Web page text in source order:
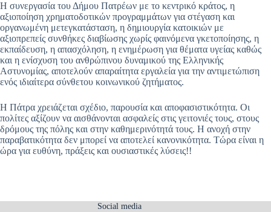
Η συνεργασία του Δήμου Πατρέων με το κεντρικό κράτος, η
αξιοποίηση χρηματοδοτικών προγραμμάτων για στέγαση και
οργανωμένη μετεγκατάσταση, η δημιουργία κατοικιών με
αξιοπρεπείς συνθήκες διαβίωσης χωρίς φαινόμενα γκετοποίησης, η
εκπαίδευση, η απασχόληση, η ενημέρωση για θέματα υγείας καθώς
και η ενίσχυση του ανθρώπινου δυναμικού της Ελληνικής
Αστυνομίας, αποτελούν απαραίτητα εργαλεία για την αντιμετώπιση
ενός ιδιαίτερα σύνθετου κοινωνικού ζητήματος.
Η Πάτρα χρειάζεται σχέδιο, παρουσία και αποφασιστικότητα. Οι
πολίτες αξίζουν να αισθάνονται ασφαλείς στις γειτονιές τους, στους
δρόμους της πόλης και στην καθημερινότητά τους. Η ανοχή στην
παραβατικότητα δεν μπορεί να αποτελεί κανονικότητα. Τώρα είναι η
ώρα για ευθύνη, πράξεις και ουσιαστικές λύσεις!!
Social media